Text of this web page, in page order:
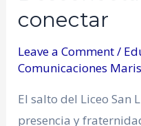
conectar
Leave a Comment/
Comunicaciones
El salto del Liceo San
presencia y